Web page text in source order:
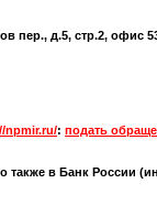
пер., д.5, стр.2, офис
npmir.ru/: подать
также в Банк России (